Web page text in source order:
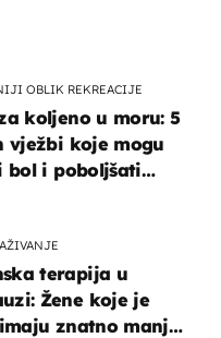
OBLIK REKREACIJE
koljeno u moru: 5
vježbi koje mogu
bol i poboljšati
terapija u
Žene koje je
znatno manji